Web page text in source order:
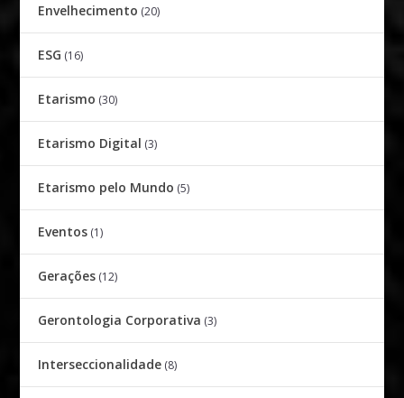
Envelhecimento (20)
ESG (16)
Etarismo (30)
Etarismo Digital (3)
Etarismo pelo Mundo (5)
Eventos (1)
Gerações (12)
Gerontologia Corporativa (3)
Interseccionalidade (8)